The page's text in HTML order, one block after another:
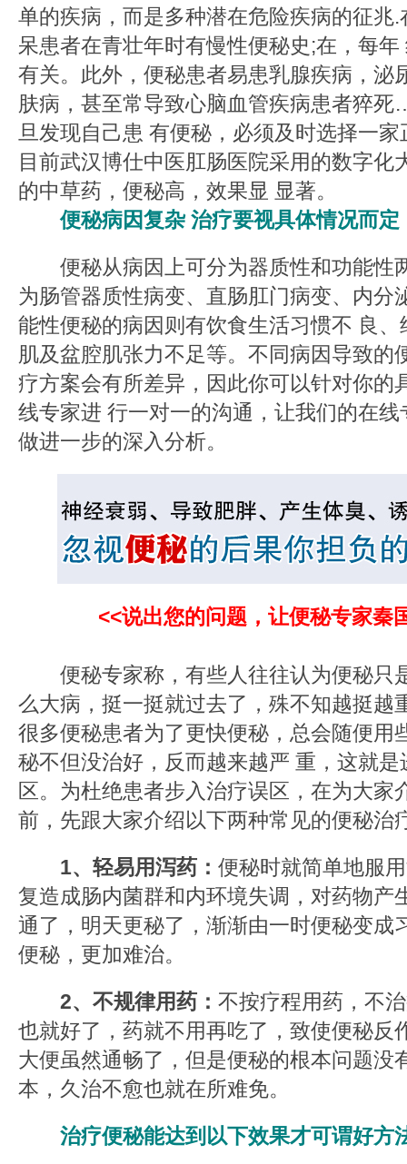
单的疾病，而是多种潜在危险疾病的征兆
呆患者在青壮年时有慢性便秘史;在，每
有关。此外，便秘患者易患乳腺疾病，泌
肤病，甚至常导致心脑血管疾病患者猝
旦发现自己患 有便秘，必须及时选择一
目前武汉博仕中医肛肠医院采用的数字化
的中草药，便秘高，效果显 显著。
便秘病因复杂 治疗要视具体情况而定
便秘从病因上可分为器质性和功能性
为肠管器质性病变、直肠肛门病变、内分
能性便秘的病因则有饮食生活习惯不 良
肌及盆腔肌张力不足等。不同病因导致的
疗方案会有所差异，因此你可以针对你的
线专家进 行一对一的沟通，让我们的在
做进一步的深入分析。
<<说出您的问题，让便秘专家秦
便秘专家称，有些人往往认为便秘只
么大病，挺一挺就过去了，殊不知越挺越
很多便秘患者为了更快便秘，总会随便用
秘不但没治好，反而越来越严 重，这就
区。为杜绝患者步入治疗误区，在为大家
前，先跟大家介绍以下两种常见的便秘治
1、轻易用泻药： 便秘时就简单地服
复造成肠内菌群和内环境失调，对药物产
通了，明天更秘了，渐渐由一时便秘变成
便秘，更加难治。
2、不规律用药： 不按疗程用药，不
也就好了，药就不用再吃了，致使便秘反
大便虽然通畅了，但是便秘的根本问题没
本，久治不愈也就在所难免。
治疗便秘能达到以下效果才可谓好方